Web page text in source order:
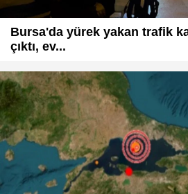
Bursa'da yürek yakan trafik
çıktı, ev...